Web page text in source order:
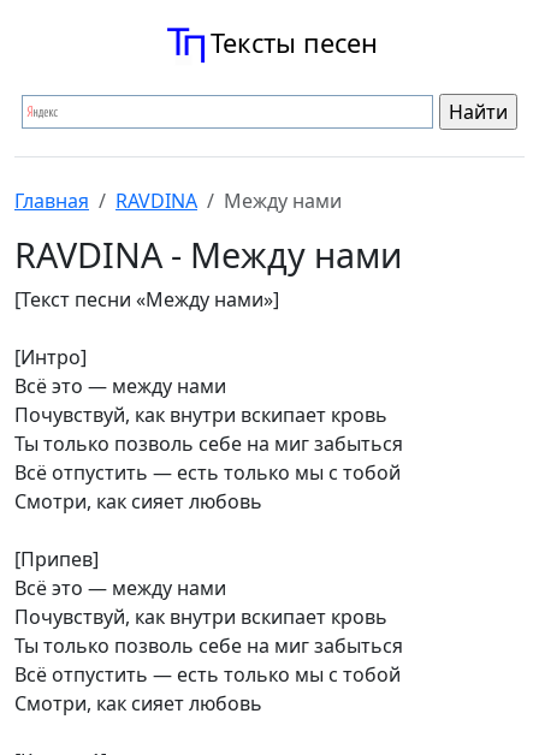
Тексты песен
Главная RAVDINA Между нами
RAVDINA - Между нами
[Текст песни «Между нами»]
[Интро]
Всё это — между нами
Почувствуй, как внутри вскипает кровь
Ты только позволь себе на миг забыться
Всё отпустить — есть только мы с тобой
Смотри, как сияет любовь
[Припев]
Всё это — между нами
Почувствуй, как внутри вскипает кровь
Ты только позволь себе на миг забыться
Всё отпустить — есть только мы с тобой
Смотри, как сияет любовь